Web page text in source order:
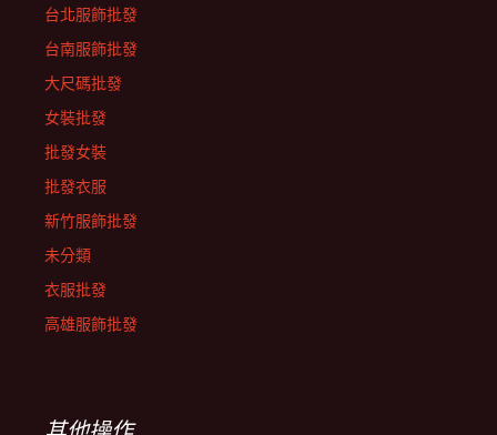
台北服飾批發
台南服飾批發
大尺碼批發
女裝批發
批發女裝
批發衣服
新竹服飾批發
未分類
衣服批發
高雄服飾批發